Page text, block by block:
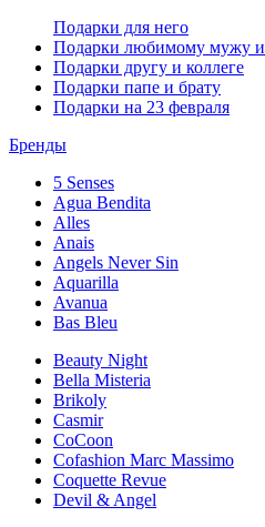
Подарки для него
Подарки любимому мужу
Подарки другу и коллеге
Подарки папе и брату
Подарки на 23 февраля
Бренды
5 Senses
Agua Bendita
Alles
Anais
Angels Never Sin
Aquarilla
Avanua
Bas Bleu
Beauty Night
Bella Misteria
Brikoly
Casmir
CoCoon
Cofashion Marc Massimo
Coquette Revue
Devil & Angel